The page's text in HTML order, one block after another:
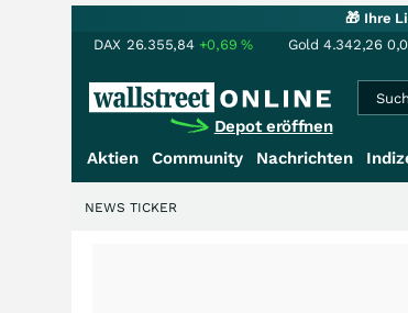
🎁 Ihre
DAX 26.355,84 +0,69% Gold 4.342,26
Depot eröffnen
Aktien Community Nachrichten
NEWS TICKER